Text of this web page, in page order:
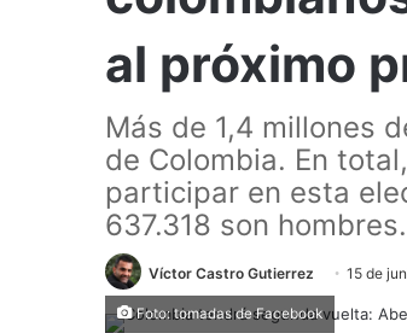
al próximo
Más de 1,4 millones
de Colombia. En
participar en esta
637.318 son hombres.
Víctor Castro Gutierrez 15 de
Foto: tomadas de Facebook